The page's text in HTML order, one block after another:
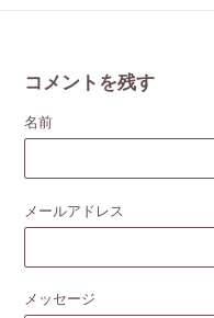
コメントを残す
名前
メールアドレス
メッセージ